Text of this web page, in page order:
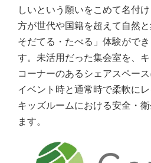
しいという願いをこめて名付
方が世代や国籍を超えて自然
そだてる・たべる」体験がで
す。未活用だった集会室を、
コーナーのあるシェアスペー
イベント時と通常時で柔軟にレ
キッズルームにおける安全・
ます。